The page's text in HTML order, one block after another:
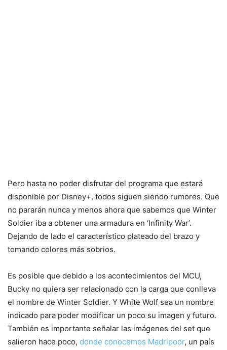
Pero hasta no poder disfrutar del programa que estará
disponible por Disney+, todos siguen siendo rumores. Que
no pararán nunca y menos ahora que sabemos que Winter
Soldier iba a obtener una armadura en ‘Infinity War’.
Dejando de lado el característico plateado del brazo y
tomando colores más sobrios.
Es posible que debido a los acontecimientos del MCU,
Bucky no quiera ser relacionado con la carga que conlleva
el nombre de Winter Soldier. Y White Wolf sea un nombre
indicado para poder modificar un poco su imagen y futuro.
También es importante señalar las imágenes del set que
salieron hace poco, donde conocemos Madripoor, un país